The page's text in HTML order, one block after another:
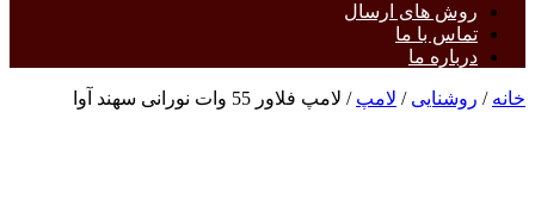
روش های ارسال
تماس با ما
درباره ما
خانه / روشنایی / لامپ / لامپ فلاور 55 وات نورانی سهند آوا